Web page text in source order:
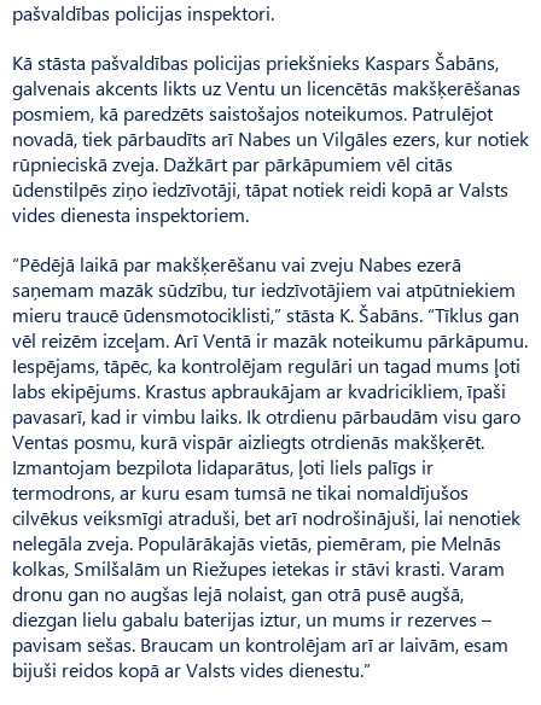
pašvaldības policijas inspektori.
Kā stāsta pašvaldības policijas priekšnieks Kaspars Šabāns,
galvenais akcents likts uz Ventu un licencētās makšķerēšanas
posmiem, kā paredzēts saistošajos noteikumos. Patrulējot
novadā, tiek pārbaudīts arī Nabes un Vilgāles ezers, kur notiek
rūpnieciskā zveja. Dažkārt par pārkāpumiem vēl citās
ūdenstilpēs ziņo iedzīvotāji, tāpat notiek reidi kopā ar Valsts
vides dienesta inspektoriem.
“Pēdējā laikā par makšķerēšanu vai zveju Nabes ezerā
saņemam mazāk sūdzību, tur iedzīvotājiem vai atpūtniekiem
mieru traucē ūdensmotociklisti,” stāsta K. Šabāns. “Tīklus gan
vēl reizēm izceļam. Arī Ventā ir mazāk noteikumu pārkāpumu.
Iespējams, tāpēc, ka kontrolējam regulāri un tagad mums ļoti
labs ekipējums. Krastus apbraukājam ar kvadricikliem, īpaši
pavasarī, kad ir vimbu laiks. Ik otrdienu pārbaudām visu garo
Ventas posmu, kurā vispār aizliegts otrdienās makšķerēt.
Izmantojam bezpilota lidaparātus, ļoti liels palīgs ir
termodrons, ar kuru esam tumsā ne tikai nomaldījušos
cilvēkus veiksmīgi atraduši, bet arī nodrošinājuši, lai nenotiek
nelegāla zveja. Populārākajās vietās, piemēram, pie Melnās
kolkas, Smilšalām un Riežupes ietekas ir stāvi krasti. Varam
dronu gan no augšas lejā nolaist, gan otrā pusē augšā,
diezgan lielu gabalu baterijas iztur, un mums ir rezerves –
pavisam sešas. Braucam un kontrolējam arī ar laivām, esam
bijuši reidos kopā ar Valsts vides dienestu.”